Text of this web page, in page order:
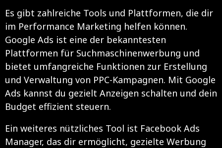
Es gibt zahlreiche Tools und Plattformen, die dir
im Performance Marketing helfen können.
Google Ads ist eine der bekanntesten
Plattformen für Suchmaschinenwerbung und
bietet umfangreiche Funktionen zur Erstellung
und Verwaltung von PPC-Kampagnen. Mit Google
Ads kannst du gezielt Anzeigen schalten und dein
Budget effizient steuern.
Ein weiteres nützliches Tool ist Facebook Ads
Manager, das dir ermöglicht, gezielte Werbung